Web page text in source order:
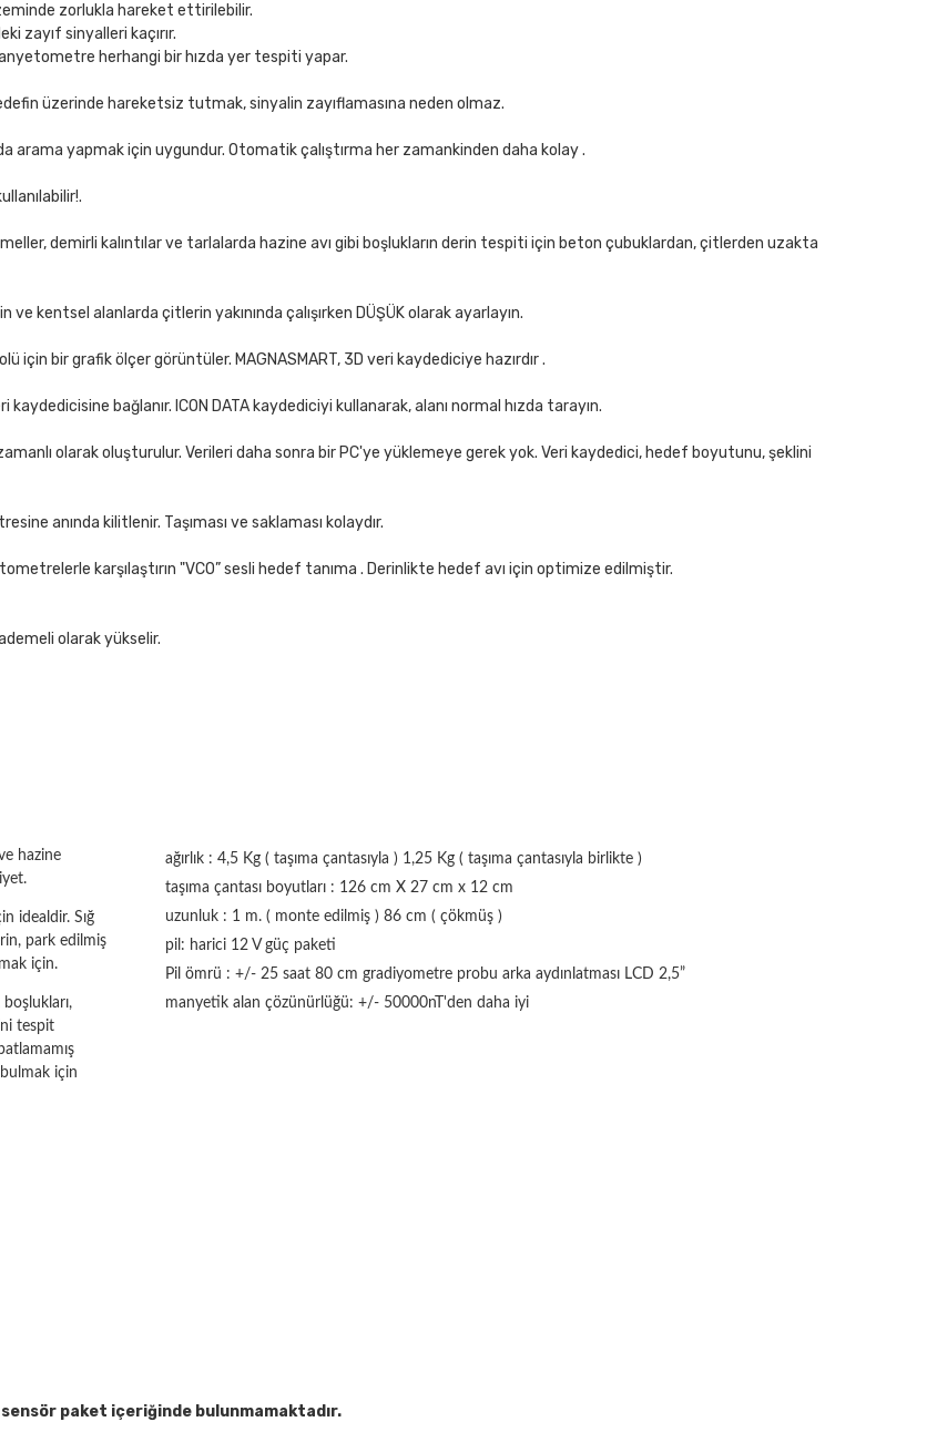
zorlukla hareket ettirilebilir.
zayıf sinyalleri kaçırır.
herhangi bir hızda yer tespiti yapar.
üzerinde hareketsiz tutmak, sinyalin zayıflamasına neden olmaz.
arama yapmak için uygundur. Otomatik çalıştırma her zamankinden daha kolay .
demirli kalıntılar ve tarlalarda hazine avı gibi boşlukların derin tespiti için beton çubuklardan, çitlerden uzakta
kentsel alanlarda çitlerin yakınında çalışırken DÜŞÜK olarak ayarlayın.
için bir grafik ölçer görüntüler. MAGNASMART, 3D veri kaydediciye hazırdır .
bağlanır. ICON DATA kaydediciyi kullanarak, alanı normal hızda tarayın.
olarak oluşturulur. Verileri daha sonra bir PC'ye yüklemeye gerek yok. Veri kaydedici, hedef boyutunu, şeklini
anında kilitlenir. Taşıması ve saklaması kolaydır.
karşılaştırın "VCO” sesli hedef tanıma . Derinlikte hedef avı için optimize edilmiştir.
olarak yükselir.
hazine
idealdir. Sığ
park edilmiş
için.
tespit
bulmak için
ağırlık : 4,5 Kg ( taşıma çantasıyla ) 1,25 Kg ( taşıma çantasıyla birlikte )
taşıma çantası boyutları : 126 cm X 27 cm x 12 cm
uzunluk : 1 m.( monte edilmiş ) 86 cm ( çökmüş )
pil: harici 12 V güç paketi
Pil ömrü : +/- 25 saat 80 cm gradiyometre probu arka aydınlatması LCD 2,5”
manyetik alan çözünürlüğü: +/- 50000nT'den daha iyi
paket içeriğinde bulunmamaktadır.